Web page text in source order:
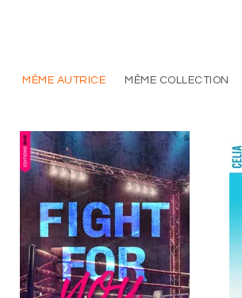
MÊME AUTRICE MÊME COLLECTION